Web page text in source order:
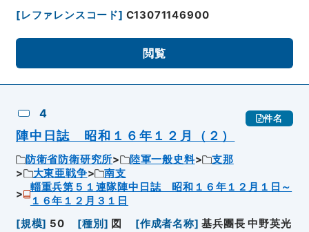
[レファレンスコード] C13071146900
閲覧
4 件名
陣中日誌 昭和１６年１２月（２）
防衛省防衛研究所 陸軍一般史料
支那
大東亜戦争
南支
輜重兵第５１連隊陣中日誌 昭和１６年１２月１日～
１６年１２月３１日
[規模] 50 [種別 ] 図 [作成者名称] 基兵團長 中野英光